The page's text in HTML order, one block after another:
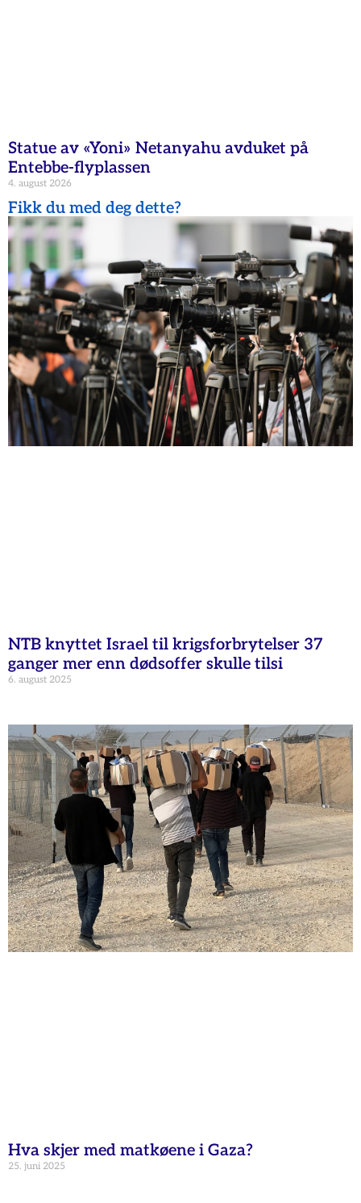
Statue av «Yoni» Netanyahu avduket på
Entebbe-flyplassen
4. august 2026
Fikk du med deg dette?
NTB knyttet Israel til krigsforbrytelser 37
ganger mer enn dødsoffer skulle tilsi
6. august 2025
Hva skjer med matkøene i Gaza?
25. juni 2025